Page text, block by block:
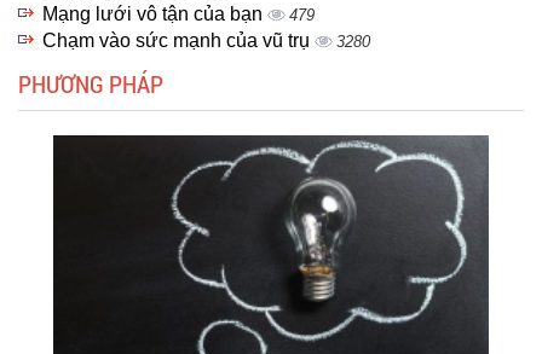
Mạng lưới vô tận của bạn 479
Chạm vào sức mạnh của vũ trụ 3280
PHƯƠNG PHÁP